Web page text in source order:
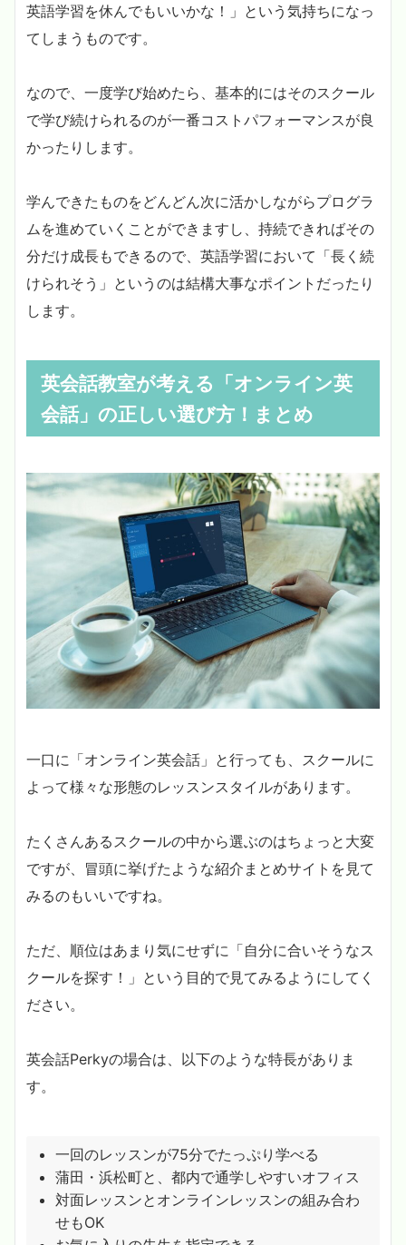
英語学習を休んでもいいかな！」という気持ちになっ
てしまうものです。
なので、一度学び始めたら、基本的にはそのスクール
で学び続けられるのが一番コストパフォーマンスが良
かったりします。
学んできたものをどんどん次に活かしながらプログラ
ムを進めていくことができますし、持続できればその
分だけ成長もできるので、英語学習において「長く続
けられそう」というのは結構大事なポイントだったり
します。
英会話教室が考える「オンライン英
会話」の正しい選び方！まとめ
一口に「オンライン英会話」と行っても、スクールに
よって様々な形態のレッスンスタイルがあります。
たくさんあるスクールの中から選ぶのはちょっと大変
ですが、冒頭に挙げたような紹介まとめサイトを見て
みるのもいいですね。
ただ、順位はあまり気にせずに「自分に合いそうなス
クールを探す！」という目的で見てみるようにしてく
ださい。
英会話Perkyの場合は、以下のような特長がありま
す。
一回のレッスンが75分でたっぷり学べる
蒲田・浜松町と、都内で通学しやすいオフィス
対面レッスンとオンラインレッスンの組み合わ
せもOK